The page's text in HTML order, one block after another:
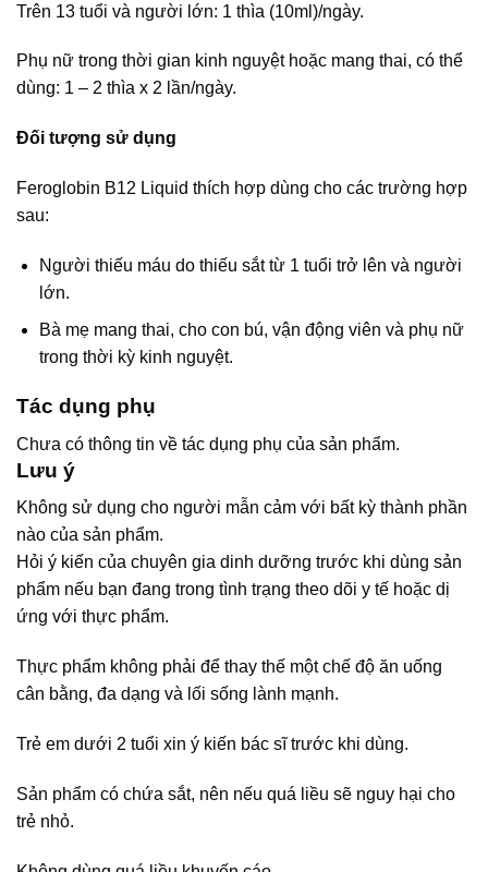
Trên 13 tuổi và người lớn: 1 thìa (10ml)/ngày.
Phụ nữ trong thời gian kinh nguyệt hoặc mang thai, có thể
dùng: 1 – 2 thìa x 2 lần/ngày.
Đối tượng sử dụng
Feroglobin B12 Liquid thích hợp dùng cho các trường hợp
sau:
Người thiếu máu do thiếu sắt từ 1 tuổi trở lên và người
lớn.
Bà mẹ mang thai, cho con bú, vận động viên và phụ nữ
trong thời kỳ kinh nguyệt.
Tác dụng phụ
Chưa có thông tin về tác dụng phụ của sản phẩm.
Lưu ý
Không sử dụng cho người mẫn cảm với bất kỳ thành phần
nào của sản phẩm.
Hỏi ý kiến của chuyên gia dinh dưỡng trước khi dùng sản
phẩm nếu bạn đang trong tình trạng theo dõi y tế hoặc dị
ứng với thực phẩm.
Thực phẩm không phải để thay thế một chế độ ăn uống
cân bằng, đa dạng và lối sống lành mạnh.
Trẻ em dưới 2 tuổi xin ý kiến bác sĩ trước khi dùng.
Sản phẩm có chứa sắt, nên nếu quá liều sẽ nguy hại cho
trẻ nhỏ.